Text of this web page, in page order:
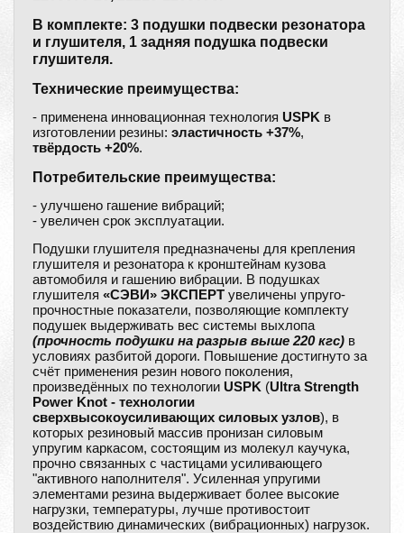
В комплекте: 3 подушки подвески резонатора
и глушителя, 1 задняя подушка подвески
глушителя.
Технические преимущества:
- применена инновационная технология USPK в
изготовлении резины: эластичность +37%,
твёрдость +20%.
Потребительские преимущества:
- улучшено гашение вибраций;
- увеличен срок эксплуатации.
Подушки глушителя предназначены для крепления
глушителя и резонатора к кронштейнам кузова
автомобиля и гашению вибрации. В подушках
глушителя «СЭВИ» ЭКСПЕРТ увеличены упруго-
прочностные показатели, позволяющие комплекту
подушек выдерживать вес системы выхлопа
(прочность подушки на разрыв выше 220 кгс) в
условиях разбитой дороги. Повышение достигнуто за
счёт применения резин нового поколения,
произведённых по технологии USPK (Ultra Strength
Power Knot - технологии
сверхвысокоусиливающих силовых узлов), в
которых резиновый массив пронизан силовым
упругим каркасом, состоящим из молекул каучука,
прочно связанных с частицами усиливающего
"активного наполнителя". Усиленная упругими
элементами резина выдерживает более высокие
нагрузки, температуры, лучше противостоит
воздействию динамических (вибрационных) нагрузок.